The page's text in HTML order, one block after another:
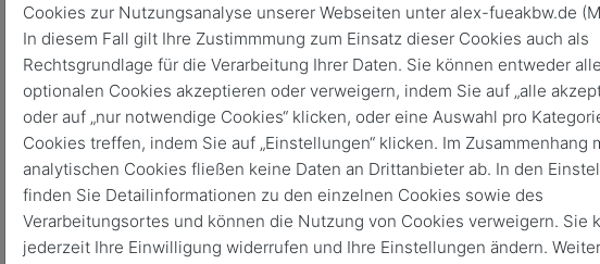
Login
Keine Zugangsdaten?
Cookies zur Nutzungsanalyse unserer Webseiten unter alex-fueakbw.de
In diesem Fall gilt Ihre Zustimmmung zum Einsatz dieser Cookies auch als
Rechtsgrundlage für die Verarbeitung Ihrer Daten. Sie können entweder alle
optionalen Cookies akzeptieren oder verweigern, indem Sie auf „alle
oder auf „nur notwendige Cookies“ klicken, oder eine Auswahl pro
Cookies treffen, indem Sie auf „Einstellungen“ klicken. Im Zusammenhang
analytischen Cookies fließen keine Daten an Drittanbieter ab. In den
finden Sie Detailinformationen zu den einzelnen Cookies sowie des
Verarbeitungsortes und können die Nutzung von Cookies verweigern. Sie
jederzeit Ihre Einwilligung widerrufen und Ihre Einstellungen ändern.